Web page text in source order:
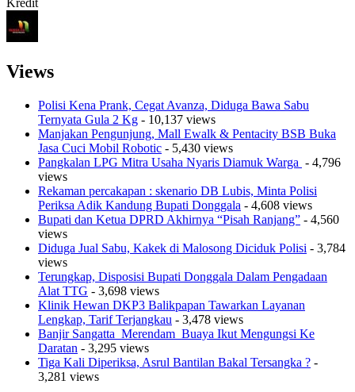
Kredit
Views
Polisi Kena Prank, Cegat Avanza, Diduga Bawa Sabu
Ternyata Gula 2 Kg - 10,137 views
Manjakan Pengunjung, Mall Ewalk & Pentacity BSB Buka
Jasa Cuci Mobil Robotic - 5,430 views
Pangkalan LPG Mitra Usaha Nyaris Diamuk Warga - 4,796
views
Rekaman percakapan : skenario DB Lubis, Minta Polisi
Periksa Adik Kandung Bupati Donggala - 4,608 views
Bupati dan Ketua DPRD Akhirnya “Pisah Ranjang” - 4,560
views
Diduga Jual Sabu, Kakek di Malosong Diciduk Polisi - 3,784
views
Terungkap, Disposisi Bupati Donggala Dalam Pengadaan
Alat TTG - 3,698 views
Klinik Hewan DKP3 Balikpapan Tawarkan Layanan
Lengkap, Tarif Terjangkau - 3,478 views
Banjir Sangatta Merendam Buaya Ikut Mengungsi Ke
Daratan - 3,295 views
Tiga Kali Diperiksa, Asrul Bantilan Bakal Tersangka ? -
3,281 views